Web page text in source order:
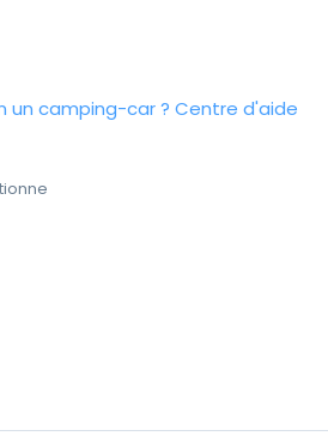
camping-car ? Centre d'aide